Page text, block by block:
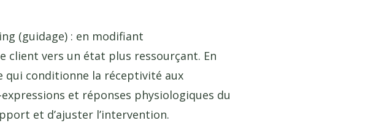
(guidage) : en modifiant
vers un état plus ressourçant. En
qui conditionne la réceptivité aux
et réponses physiologiques du
et d’ajuster l’intervention.